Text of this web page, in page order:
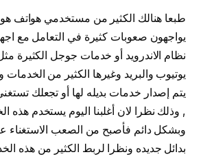
طبعا هنالك الكثير من مستخدمي هواتف
يواجهون صعوبات كثيرة في التعامل مع
يوتيوب والبريد وغيرها الكثير من الخدمات
يتم إصدار خدمات بديله لها أو تجعلك
, وذلك نظرا لان أغلبنا اليوم يستخدم
وبشكل دائم فأصبح من الصعب الاستغناء
بدائل جديده ونظرا لربط الكثير من هذه